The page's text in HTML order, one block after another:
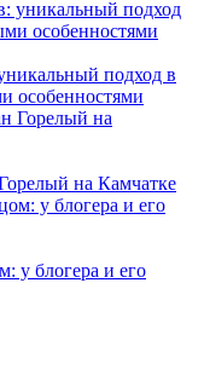
подход в
особенностями
на Камчатке
у блогера и его